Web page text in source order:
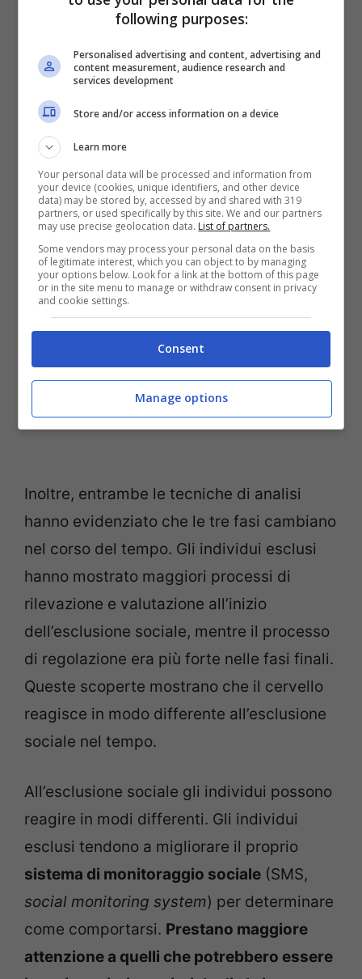
brevissimo così come è possibile
durante un’esperienza completa di
esclusione sociale
Anche gli studi basati sul potenziale
evento-correlato hanno evidenziato letre
fasi di rilevazione, valutazione e
regolazione della esclusione sociale.
Inoltre, entrambe le tecniche di analisi
hanno evidenziato che le tre fasi cambiano
nel corso del tempo. Gli individui esclusi
hanno mostrato maggiori processi di
rilevazione e valutazione all’inizio
dell’esclusione sociale, mentre il processo
di regolazione era più forte nelle fasi finali.
Queste scoperte mostrano che il cervello
reagisce in modo differente all’esclusione
sociale nel tempo.
All’esclusione sociale gli individui possono
reagire in modi differenti. Gli individui
esclusi tendono a migliorare il proprio
sistema di monitoraggio sociale (SMS,
social monitoring system) per determinare
come comportarsi. Prestano maggiore
attenzione a quelli che potrebbero essere
following purposes:
Personalised advertising and content, advertising and
content measurement, audience research and
services development
Store and/or access information on a device
Learn more
Your personal data will be processed and information from
your device (cookies, unique identifiers, and other device
data) may be stored by, accessed by and shared with 319
partners, or used specifically by this site. We and our partners
may use precise geolocation data. List of partners.
Some vendors may process your personal data on the basis
of legitimate interest, which you can object to by managing
your options below. Look for a link at the bottom of this page
or in the site menu to manage or withdraw consent in privacy
and cookie settings.
Consent
Manage options